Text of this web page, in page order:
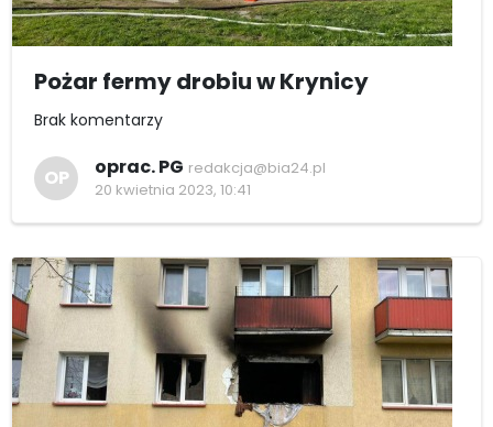
Pożar fermy drobiu w Krynicy
Brak komentarzy
OP oprac. PG redakcja@bia24.pl
20 kwietnia 2023, 10:41